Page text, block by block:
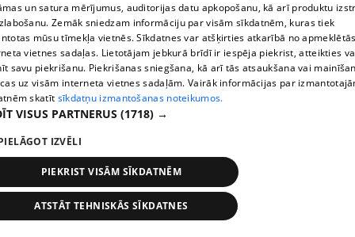
pirms 2 mēnešiem, 3 nedēļām
Samta dinastija
53. epizode
un satura mērījumus, auditorijas datu apkopošanu, kā arī produktu
Zemāk sniedzam informāciju par visām sīkdatnēm, kuras tiek
mūsu tīmekļa vietnēs. Sīkdatnes var atšķirties atkarībā no
vietnes sadaļas. Lietotājam jebkurā brīdī ir iespēja piekrist, atteikties
savu piekrišanu. Piekrišanas sniegšana, kā arī tās atsaukšana vai
uz visām interneta vietnes sadaļām. Vairāk informācijas par
skatīt sīkdatņu izmantošanas noteikumos.
VISUS PARTNERUS (1718) →
IZVĒLI
PIEKRIST VISĀM SĪKDATNĒM
ATSTĀT TEHNISKĀS SĪKDATNES